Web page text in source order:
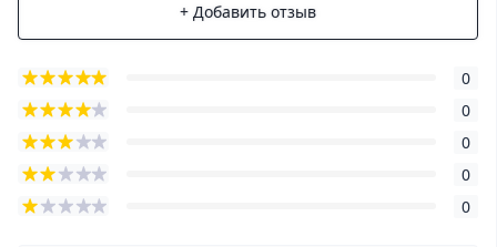
+ Добавить отзыв
0
0
0
0
0